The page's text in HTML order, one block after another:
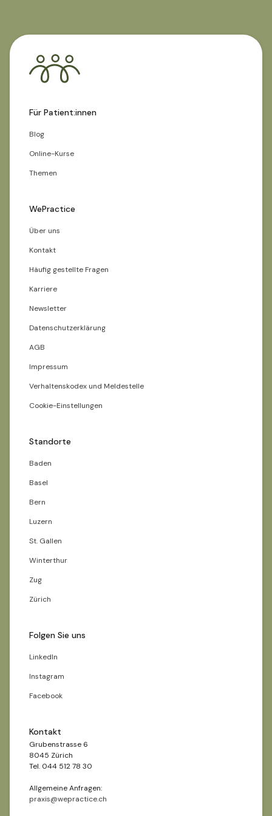
Für Patient:innen
Blog
Online-Kurse
Themen
WePractice
Über uns
Kontakt
Häufig gestellte Fragen
Karriere
Newsletter
Datenschutzerklärung
AGB
Impressum
Verhaltenskodex und Meldestelle
Cookie-Einstellungen
Standorte
Baden
Basel
Bern
Luzern
St. Gallen
Winterthur
Zug
Zürich
Folgen Sie uns
LinkedIn
Instagram
Facebook
Kontakt
Grubenstrasse 6
8045 Zürich
Tel. 044 512 78 30
Allgemeine Anfragen:
praxis@wepractice.ch